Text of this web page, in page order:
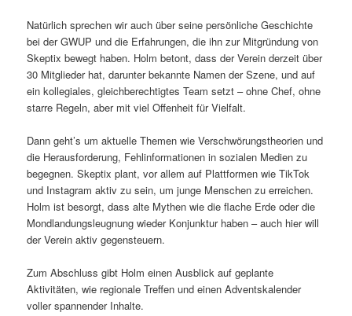
Natürlich sprechen wir auch über seine persönliche Geschichte
bei der GWUP und die Erfahrungen, die ihn zur Mitgründung von
Skeptix bewegt haben. Holm betont, dass der Verein derzeit über
30 Mitglieder hat, darunter bekannte Namen der Szene, und auf
ein kollegiales, gleichberechtigtes Team setzt – ohne Chef, ohne
starre Regeln, aber mit viel Offenheit für Vielfalt.
Dann geht’s um aktuelle Themen wie Verschwörungstheorien und
die Herausforderung, Fehlinformationen in sozialen Medien zu
begegnen. Skeptix plant, vor allem auf Plattformen wie TikTok
und Instagram aktiv zu sein, um junge Menschen zu erreichen.
Holm ist besorgt, dass alte Mythen wie die flache Erde oder die
Mondlandungsleugnung wieder Konjunktur haben – auch hier will
der Verein aktiv gegensteuern.
Zum Abschluss gibt Holm einen Ausblick auf geplante
Aktivitäten, wie regionale Treffen und einen Adventskalender
voller spannender Inhalte.